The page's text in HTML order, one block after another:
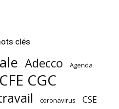
clés
Adecco Agenda
CFE CGC
coronavirus CSE